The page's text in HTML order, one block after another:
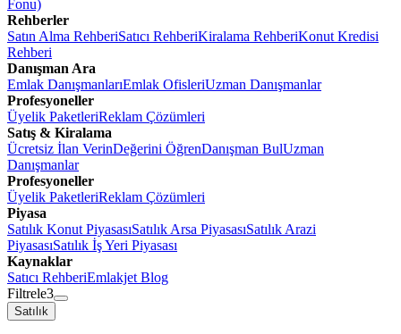
Fonu)
Rehberler
Satın Alma RehberiSatıcı RehberiKiralama RehberiKonut Kredisi
Rehberi
Danışman Ara
Emlak DanışmanlarıEmlak OfisleriUzman Danışmanlar
Profesyoneller
Üyelik PaketleriReklam Çözümleri
Satış & Kiralama
Ücretsiz İlan VerinDeğerini ÖğrenDanışman BulUzman
Danışmanlar
Profesyoneller
Üyelik PaketleriReklam Çözümleri
Piyasa
Satılık Konut PiyasasıSatılık Arsa PiyasasıSatılık Arazi
PiyasasıSatılık İş Yeri Piyasası
Kaynaklar
Satıcı RehberiEmlakjet Blog
Filtrele3
Satılık